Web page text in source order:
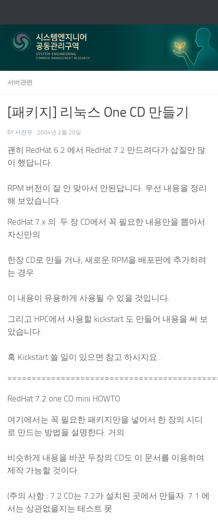
서버관련
[패키지] 리눅스 One CD 만들기
BY 서진우 · 2004년 2월 20일
괜히 RedHat 6.2 에서 RedHat 7.2 만드려다가 삽질만 많
이 했답니다.
RPM 버전이 잘 안 맞아서 안된답니다. 우선 내용을 정리
해 보았습니다.
RedHat 7.x 의 두 장 CD에서 꼭 필요한 내용만을 뽑아서
자신만의
한장 CD로 만들 거나, 새로운 RPM을 배포판에 추가하려
는 경우
이 내용이 유용하게 사용될 수 있을 것입니다.
그리고 HPC에서 사용할 kickstart 도 만들어 내용을 써 보
았습니다.
혹 Kickstart 쓸 일이 있으면 참고 하시지요..
RedHat 7.2 one CD mini HOWTO
여기에서는 꼭 필요한 패키지만을 넣어서 한 장의 시디
로 만드는 방법을 설명한다. 거의
비슷하게 내용을 바꾼 두장의 CD도 이 문서를 이용하여
제작 가능할 것이다.
(주의 사항 : 7.2 CD는 7.2가 설치된 곳에서 만들자. 7.1 에
서는 상관없을지는 테스트 못